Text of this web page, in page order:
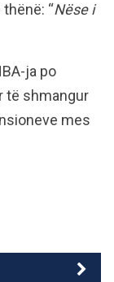
“Nëse i
ja po
të shmangur
mes